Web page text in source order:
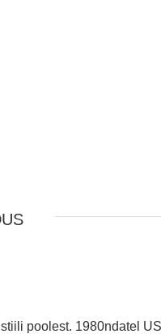
poolest. 1980ndatel